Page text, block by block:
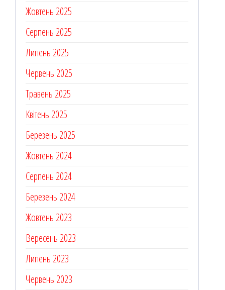
Жовтень 2025
Серпень 2025
Липень 2025
Червень 2025
Травень 2025
Квітень 2025
Березень 2025
Жовтень 2024
Серпень 2024
Березень 2024
Жовтень 2023
Вересень 2023
Липень 2023
Червень 2023